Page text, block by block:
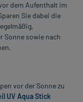
dem Aufenthalt im
Sie dabei die
Sonne sowie nach
vor der Sonne zu
UV Aqua Stick